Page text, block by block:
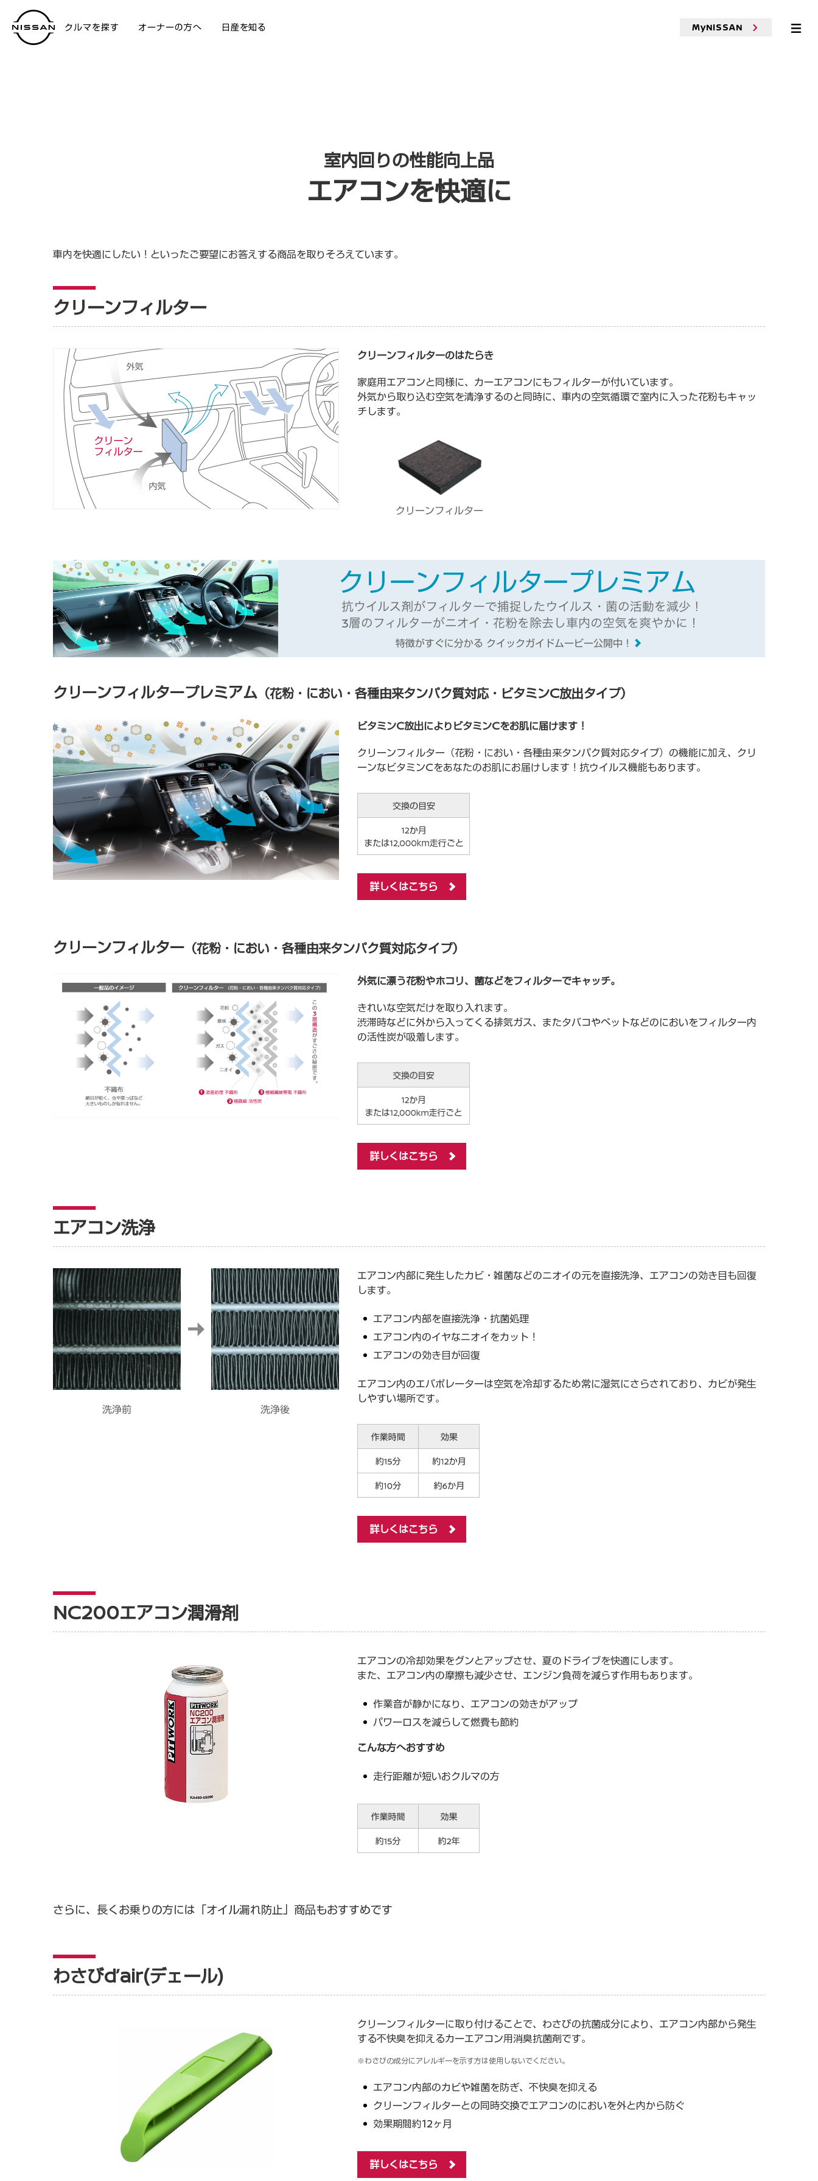
クルマを探す オーナーの方へ 日産を知る MyNISSAN
室内回りの性能向上品
エアコンを快適に
車内を快適にしたい！といったご要望にお答えする商品を取りそろえています。
クリーンフィルター
クリーンフィルターのはたらき
家庭用エアコンと同様に、カーエアコンにもフィルターが付いています。
外気から取り込む空気を清浄するのと同時に、車内の空気循環で室内に入った花粉もキャッ
チします。
クリーンフィルタープレミアム （花粉・におい・各種由来タンパク質対応・ビタミンC放出タイプ）
ビタミンC放出によりビタミンCをお肌に届けます！
クリーンフィルター（花粉・におい・各種由来タンパク質対応タイプ）の機能に加え、クリ
ーンなビタミンCをあなたのお肌にお届けします！抗ウイルス機能もあります。
詳しくはこちら
クリーンフィルター （花粉・におい・各種由来タンパク質対応タイプ）
外気に漂う花粉やホコリ、菌などをフィルターでキャッチ。
きれいな空気だけを取り入れます。
渋滞時などに外から入ってくる排気ガス、またタバコやペットなどのにおいをフィルター内
の活性炭が吸着します。
詳しくはこちら
エアコン洗浄
エアコン内部に発生したカビ・雑菌などのニオイの元を直接洗浄、エアコンの効き目も回復
します。
エアコン内部を直接洗浄・抗菌処理
エアコン内のイヤなニオイをカット！
エアコンの効き目が回復
エアコン内のエバポレーターは空気を冷却するため常に湿気にさらされており、カビが発生
しやすい場所です。
詳しくはこちら
NC200エアコン潤滑剤
エアコンの冷却効果をグンとアップさせ、夏のドライブを快適にします。
また、エアコン内の摩擦も減少させ、エンジン負荷を減らす作用もあります。
作業音が静かになり、エアコンの効きがアップ
パワーロスを減らして燃費も節約
こんな方へおすすめ
走行距離が短いおクルマの方
さらに、長くお乗りの方には「オイル漏れ防止」商品もおすすめです
わさびd’air(デェール)
クリーンフィルターに取り付けることで、わさびの抗菌成分により、エアコン内部から発生
する不快臭を抑えるカーエアコン用消臭抗菌剤です。
※わさびの成分にアレルギーを示す方は使用しないでください。
エアコン内部のカビや雑菌を防ぎ、不快臭を抑える
クリーンフィルターとの同時交換でエアコンのにおいを外と内から防ぐ
効果期間約12ヶ月
詳しくはこちら